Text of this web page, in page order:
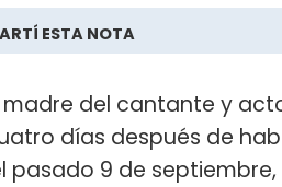
ESTA NOTA
del cantante y
días después de
pasado 9 de